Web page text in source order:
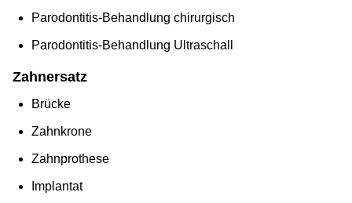
Parodontitis-Behandlung chirurgisch
Parodontitis-Behandlung Ultraschall
Zahnersatz
Brücke
Zahnkrone
Zahnprothese
Implantat